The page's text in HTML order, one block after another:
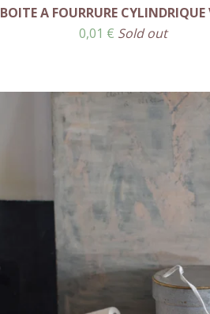
BOITE A FOURRURE CYLINDRIQUE
0,01 € Sold out